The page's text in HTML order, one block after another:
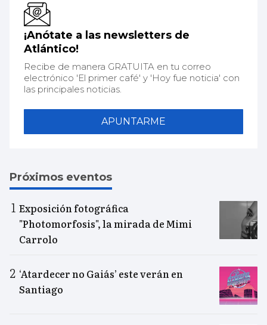
¡Anótate a las newsletters de
Atlántico!
Recibe de manera GRATUITA en tu correo
electrónico 'El primer café' y 'Hoy fue noticia' con
las principales noticias.
APUNTARME
Próximos eventos
Exposición fotográfica
"Photomorfosis", la mirada de Mimi
Carrolo
‘Atardecer no Gaiás’ este verán en
Santiago